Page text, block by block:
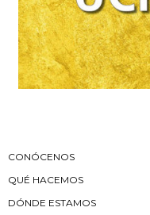
CONÓCENOS
QUÉ HACEMOS
DÓNDE ESTAMOS